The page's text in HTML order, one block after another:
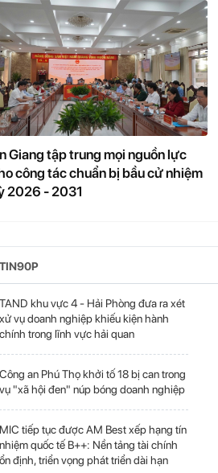
Giang tập trung mọi nguồn lực
công tác chuẩn bị bầu cử nhiệm
2026 - 2031
TIN90P
TAND khu vực 4 - Hải Phòng đưa ra xét
xử vụ doanh nghiệp khiếu kiện hành
chính trong lĩnh vực hải quan
Công an Phú Thọ khởi tố 18 bị can trong
vụ "xã hội đen" núp bóng doanh nghiệp
MIC tiếp tục được AM Best xếp hạng tín
nhiệm quốc tế B++: Nền tảng tài chính
ổn định, triển vọng phát triển dài hạn